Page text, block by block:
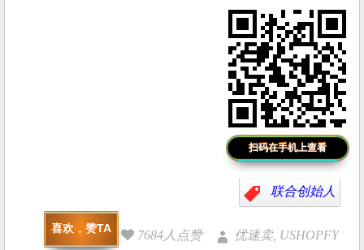
扫码在手机上查看
联合创始人
喜欢，赞TA 7684人点赞 优速卖, USHOPFY